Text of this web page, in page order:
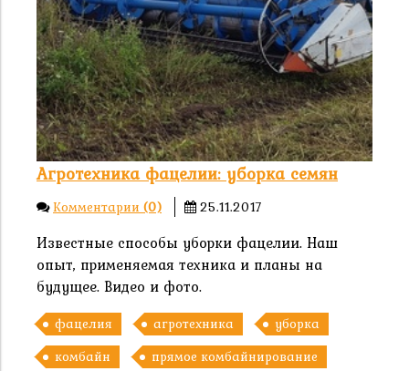
Агротехника фацелии: уборка семян
Комментарии (0) 25.11.2017
Известные способы уборки фацелии. Наш
опыт, применяемая техника и планы на
будущее. Видео и фото.
фацелия агротехника
уборка
комбайн
прямое комбайнирование